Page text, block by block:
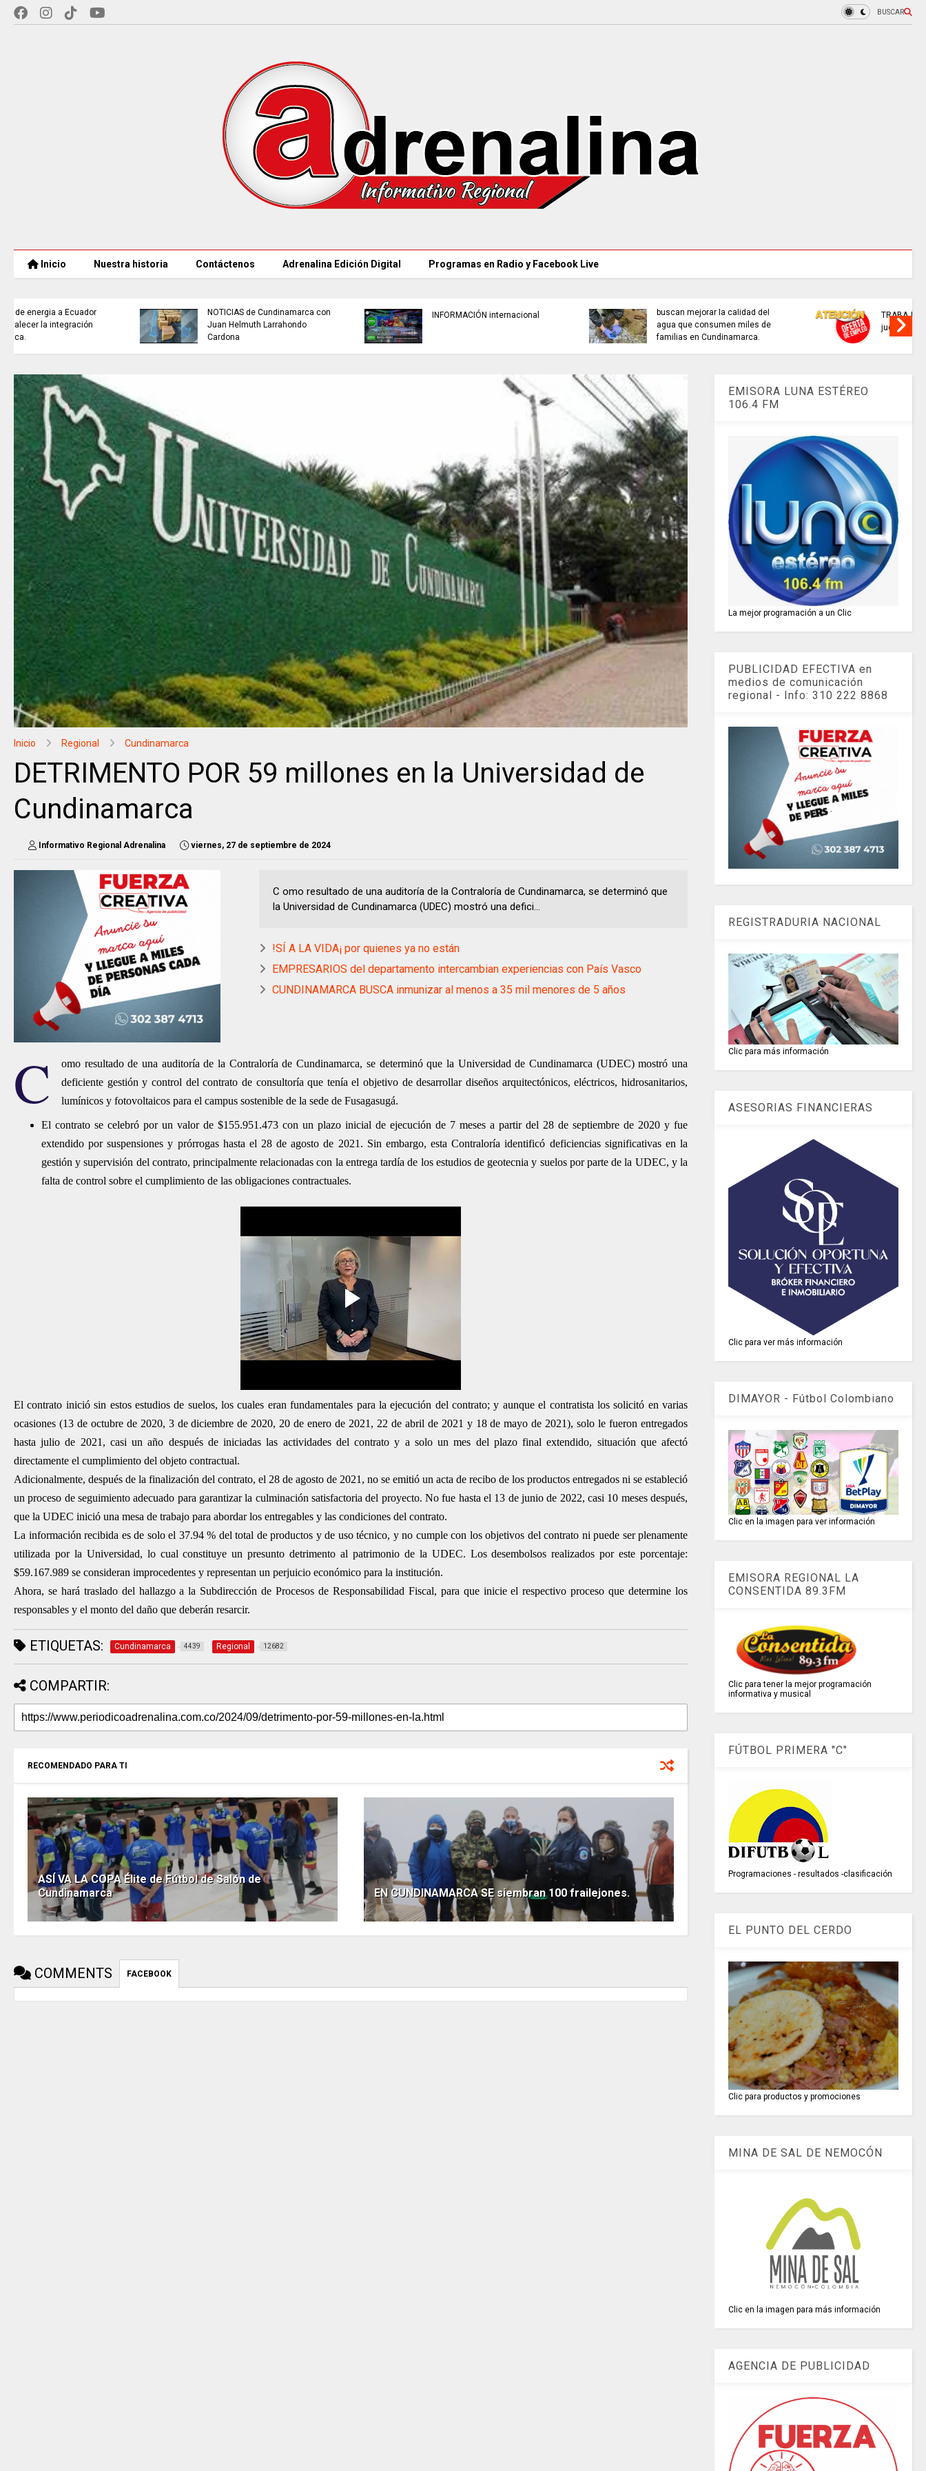
BUSCAR
Inicio Nuestra historia Contáctenos Adrenalina Edición Digital Programas en Radio y Facebook Live
buscan mejorar la calidad del
agua que consumen miles de
familias en Cundinamarca.
TRABAJO....................si hay //
jueves 6 de agosto de 2026
REFLEXIÓN DE HOY
interactivo para consultar
recaudo de aportes a la
Inicio Regional Cundinamarca
DETRIMENTO POR 59 millones en la Universidad de
Cundinamarca
Informativo Regional Adrenalina viernes, 27 de septiembre de 2024
C omo resultado de una auditoría de la Contraloría de Cundinamarca, se determinó que
la Universidad de Cundinamarca (UDEC) mostró una defici...
!SÍ A LA VIDA¡ por quienes ya no están
EMPRESARIOS del departamento intercambian experiencias con País Vasco
CUNDINAMARCA BUSCA inmunizar al menos a 35 mil menores de 5 años
C
omo resultado de una auditoría de la Contraloría de Cundinamarca, se determinó que la Universidad de Cundinamarca (UDEC) mostró una
deficiente gestión y control del contrato de consultoría que tenía el objetivo de desarrollar diseños arquitectónicos, eléctricos, hidrosanitarios,
lumínicos y fotovoltaicos para el campus sostenible de la sede de Fusagasugá.
El contrato se celebró por un valor de $155.951.473 con un plazo inicial de ejecución de 7 meses a partir del 28 de septiembre de 2020 y fue
extendido por suspensiones y prórrogas hasta el 28 de agosto de 2021. Sin embargo, esta Contraloría identificó deficiencias significativas en la
gestión y supervisión del contrato, principalmente relacionadas con la entrega tardía de los estudios de geotecnia y suelos por parte de la UDEC, y la
falta de control sobre el cumplimiento de las obligaciones contractuales.
El contrato inició sin estos estudios de suelos, los cuales eran fundamentales para la ejecución del contrato; y aunque el contratista los solicitó en varias
ocasiones (13 de octubre de 2020, 3 de diciembre de 2020, 20 de enero de 2021, 22 de abril de 2021 y 18 de mayo de 2021), solo le fueron entregados
hasta julio de 2021, casi un año después de iniciadas las actividades del contrato y a solo un mes del plazo final extendido, situación que afectó
directamente el cumplimiento del objeto contractual.
Adicionalmente, después de la finalización del contrato, el 28 de agosto de 2021, no se emitió un acta de recibo de los productos entregados ni se estableció
un proceso de seguimiento adecuado para garantizar la culminación satisfactoria del proyecto. No fue hasta el 13 de junio de 2022, casi 10 meses después,
que la UDEC inició una mesa de trabajo para abordar los entregables y las condiciones del contrato.
La información recibida es de solo el 37.94 % del total de productos y de uso técnico, y no cumple con los objetivos del contrato ni puede ser plenamente
utilizada por la Universidad, lo cual constituye un presunto detrimento al patrimonio de la UDEC. Los desembolsos realizados por este porcentaje:
$59.167.989 se consideran improcedentes y representan un perjuicio económico para la institución.
Ahora, se hará traslado del hallazgo a la Subdirección de Procesos de Responsabilidad Fiscal, para que inicie el respectivo proceso que determine los
responsables y el monto del daño que deberán resarcir.
ETIQUETAS: Cundinamarca 4439 Regional 12682
COMPARTIR:
RECOMENDADO PARA TI
ASÍ VA LA COPA Élite de Fútbol de Salón de
Cundinamarca
EN CUNDINAMARCA SE siembran 100 frailejones.
COMMENTS FACEBOOK
EMISORA LUNA ESTÉREO
106.4 FM
La mejor programación a un Clic
PUBLICIDAD EFECTIVA en
medios de comunicación
regional - Info: 310 222 8868
REGISTRADURIA NACIONAL
Clic para más información
ASESORIAS FINANCIERAS
Clic para ver más información
DIMAYOR - Fútbol Colombiano
Clic en la imagen para ver información
EMISORA REGIONAL LA
CONSENTIDA 89.3FM
Clic para tener la mejor programación
informativa y musical
FÚTBOL PRIMERA "C"
Programaciones - resultados -clasificación
EL PUNTO DEL CERDO
Clic para productos y promociones
MINA DE SAL DE NEMOCÓN
Clic en la imagen para más información
AGENCIA DE PUBLICIDAD